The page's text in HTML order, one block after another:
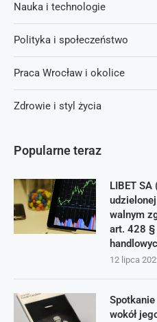
Popularne teraz
LIBET
walnym
art. 428 §
12 lipca
wokół
Nauka i technologie
Polityka i społeczeństwo
Praca Wrocław i okolice
Zdrowie i styl życia